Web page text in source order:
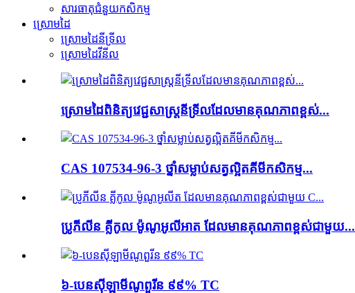
សារធាតុជំនួយកសិកម្ម
ស្រោមដៃ
ស្រោមដៃនីទ្រីល
ស្រោមដៃវីនីល
ស្រោមដៃពិនិត្យវេជ្ជសាស្ត្រនីទ្រីលដែលមានគុណភាពខ្ពស់...
CAS 107534-96-3 ថ្នាំសម្លាប់សត្វល្អិតគីមីកសិកម្ម...
ប្រូភីលីន គ្លីកូល ម៉ូណូអូលីអាត ដែលមានគុណភាពខ្ពស់ជាមួយ...
៦-បេនស៊ីឡាមីណូពួរីន ៩៩% TC